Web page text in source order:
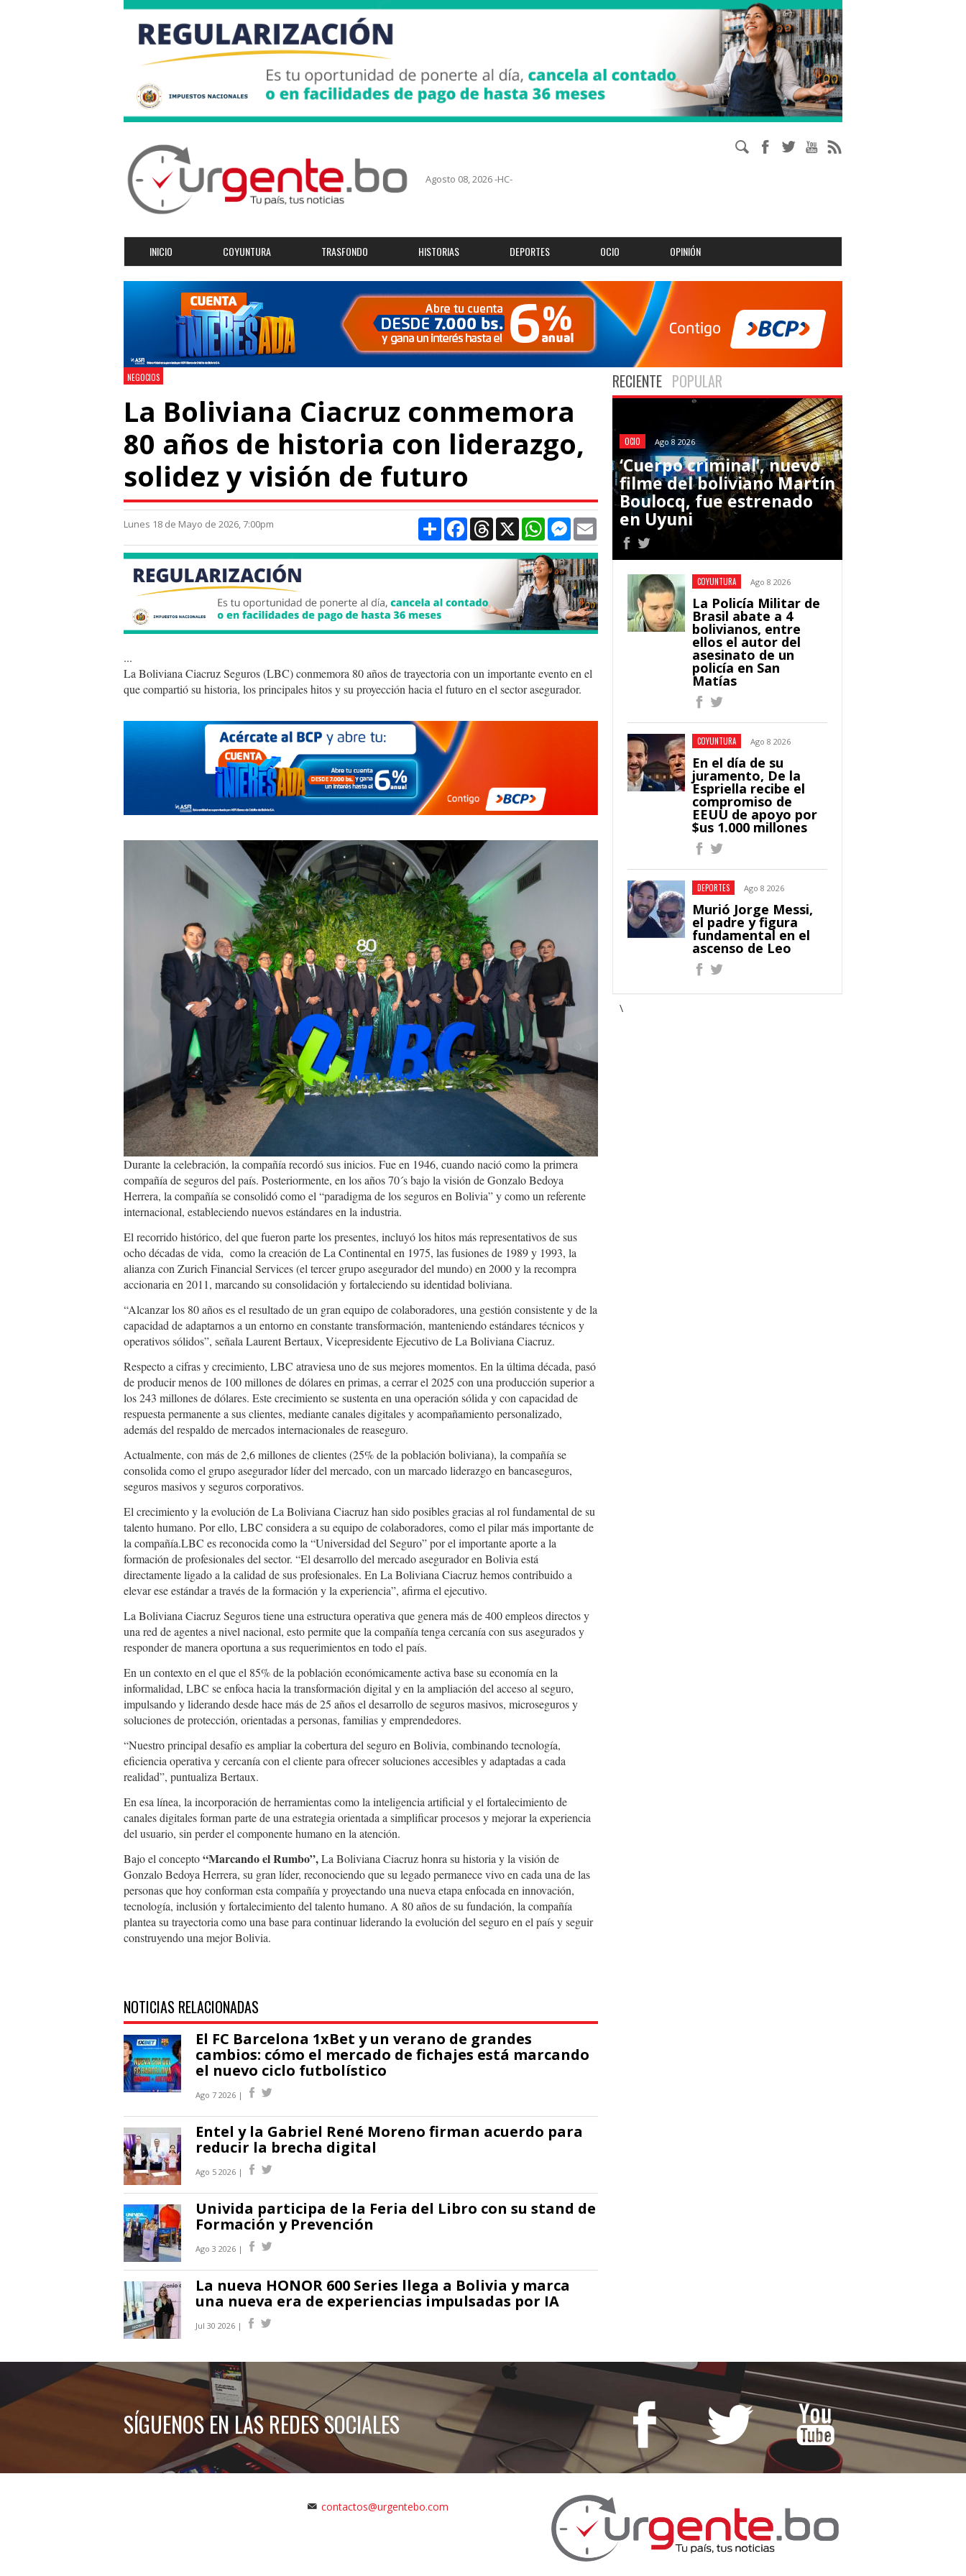
Agosto 08, 2026 -HC-
INICIO COYUNTURA TRASFONDO HISTORIAS DEPORTES OCIO OPINIÓN
NEGOCIOS
La Boliviana Ciacruz conmemora
80 años de historia con liderazgo,
solidez y visión de futuro
Lunes 18 de Mayo de 2026, 7:00pm CompartirFacebookThreads
X WhatsAppMessengerEmail
...
La Boliviana Ciacruz Seguros (LBC) conmemora 80 años de trayectoria con un importante evento en el
que compartió su historia, los principales hitos y su proyección hacia el futuro en el sector asegurador.
lbc.jpg
Durante la celebración, la compañía recordó sus inicios. Fue en 1946, cuando nació como la primera
compañía de seguros del país. Posteriormente, en los años 70´s bajo la visión de Gonzalo Bedoya
Herrera, la compañía se consolidó como el “paradigma de los seguros en Bolivia” y como un referente
internacional, estableciendo nuevos estándares en la industria.
El recorrido histórico, del que fueron parte los presentes, incluyó los hitos más representativos de sus
ocho décadas de vida, como la creación de La Continental en 1975, las fusiones de 1989 y 1993, la
alianza con Zurich Financial Services (el tercer grupo asegurador del mundo) en 2000 y la recompra
accionaria en 2011, marcando su consolidación y fortaleciendo su identidad boliviana.
“Alcanzar los 80 años es el resultado de un gran equipo de colaboradores, una gestión consistente y de la
capacidad de adaptarnos a un entorno en constante transformación, manteniendo estándares técnicos y
operativos sólidos”, señala Laurent Bertaux, Vicepresidente Ejecutivo de La Boliviana Ciacruz.
Respecto a cifras y crecimiento, LBC atraviesa uno de sus mejores momentos. En la última década, pasó
de producir menos de 100 millones de dólares en primas, a cerrar el 2025 con una producción superior a
los 243 millones de dólares. Este crecimiento se sustenta en una operación sólida y con capacidad de
respuesta permanente a sus clientes, mediante canales digitales y acompañamiento personalizado,
además del respaldo de mercados internacionales de reaseguro.
Actualmente, con más de 2,6 millones de clientes (25% de la población boliviana), la compañía se
consolida como el grupo asegurador líder del mercado, con un marcado liderazgo en bancaseguros,
seguros masivos y seguros corporativos.
El crecimiento y la evolución de La Boliviana Ciacruz han sido posibles gracias al rol fundamental de su
talento humano. Por ello, LBC considera a su equipo de colaboradores, como el pilar más importante de
la compañía.LBC es reconocida como la “Universidad del Seguro” por el importante aporte a la
formación de profesionales del sector. “El desarrollo del mercado asegurador en Bolivia está
directamente ligado a la calidad de sus profesionales. En La Boliviana Ciacruz hemos contribuido a
elevar ese estándar a través de la formación y la experiencia”, afirma el ejecutivo.
La Boliviana Ciacruz Seguros tiene una estructura operativa que genera más de 400 empleos directos y
una red de agentes a nivel nacional, esto permite que la compañía tenga cercanía con sus asegurados y
responder de manera oportuna a sus requerimientos en todo el país.
En un contexto en el que el 85% de la población económicamente activa base su economía en la
informalidad, LBC se enfoca hacia la transformación digital y en la ampliación del acceso al seguro,
impulsando y liderando desde hace más de 25 años el desarrollo de seguros masivos, microseguros y
soluciones de protección, orientadas a personas, familias y emprendedores.
“Nuestro principal desafío es ampliar la cobertura del seguro en Bolivia, combinando tecnología,
eficiencia operativa y cercanía con el cliente para ofrecer soluciones accesibles y adaptadas a cada
realidad”, puntualiza Bertaux.
En esa línea, la incorporación de herramientas como la inteligencia artificial y el fortalecimiento de
canales digitales forman parte de una estrategia orientada a simplificar procesos y mejorar la experiencia
del usuario, sin perder el componente humano en la atención.
Bajo el concepto“Marcando el Rumbo”,La Boliviana Ciacruz honra su historia y la visión de
Gonzalo Bedoya Herrera, su gran líder, reconociendo que su legado permanece vivo en cada una de las
personas que hoy conforman esta compañía y proyectando una nueva etapa enfocada en innovación,
tecnología, inclusión y fortalecimiento del talento humano. A 80 años de su fundación, la compañía
plantea su trayectoria como una base para continuar liderando la evolución del seguro en el país y seguir
construyendo una mejor Bolivia.
NOTICIAS RELACIONADAS
El FC Barcelona 1xBet y un verano de grandes
cambios: cómo el mercado de fichajes está marcando
el nuevo ciclo futbolístico
Ago 7 2026 |
Entel y la Gabriel René Moreno firman acuerdo para
reducir la brecha digital
Ago 5 2026 |
Univida participa de la Feria del Libro con su stand de
Formación y Prevención
Ago 3 2026 |
La nueva HONOR 600 Series llega a Bolivia y marca
una nueva era de experiencias impulsadas por IA
Jul 30 2026 |
RECIENTE POPULAR
OCIO Ago 8 2026
‘Cuerpo criminal’, nuevo
filme del boliviano Martín
Boulocq, fue estrenado
en Uyuni
COYUNTURA Ago 8 2026
La Policía Militar de
Brasil abate a 4
bolivianos, entre
ellos el autor del
asesinato de un
policía en San
Matías
COYUNTURA Ago 8 2026
En el día de su
juramento, De la
Espriella recibe el
compromiso de
EEUU de apoyo por
$us 1.000 millones
DEPORTES Ago 8 2026
Murió Jorge Messi,
el padre y figura
fundamental en el
ascenso de Leo
\
SÍGUENOS EN LAS REDES SOCIALES
contactos@urgentebo.com